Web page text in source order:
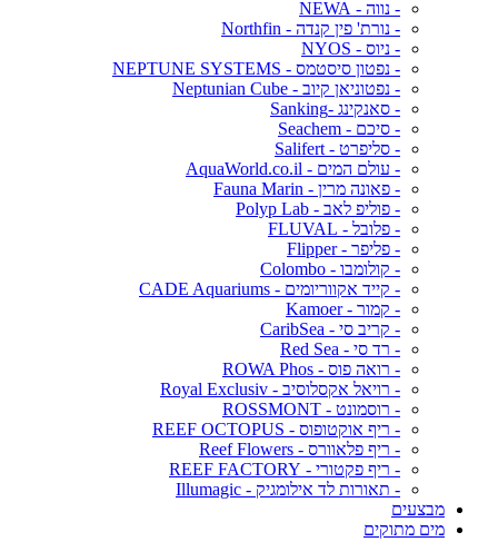
- נווה - NEWA
- נורת' פין קנדה - Northfin
- ניוס - NYOS
- נפטון סיסטמס - NEPTUNE SYSTEMS
- נפטוניאן קיוב - Neptunian Cube
- סאנקינג -Sanking
- סיכם - Seachem
- סליפרט - Salifert
- עולם המים - AquaWorld.co.il
- פאונה מרין - Fauna Marin
- פוליפ לאב - Polyp Lab
- פלובל - FLUVAL
- פליפר - Flipper
- קולומבו - Colombo
- קייד אקווריומים - CADE Aquariums
- קמור - Kamoer
- קריב סי - CaribSea
- רד סי - Red Sea
- רואה פוס - ROWA Phos
- רויאל אקסלוסיב - Royal Exclusiv
- רוסמונט - ROSSMONT
- ריף אוקטופוס - REEF OCTOPUS
- ריף פלאוורס - Reef Flowers
- ריף פקטורי - REEF FACTORY
- תאורות לד אילומגיק - Illumagic
מבצעים
מים מתוקים